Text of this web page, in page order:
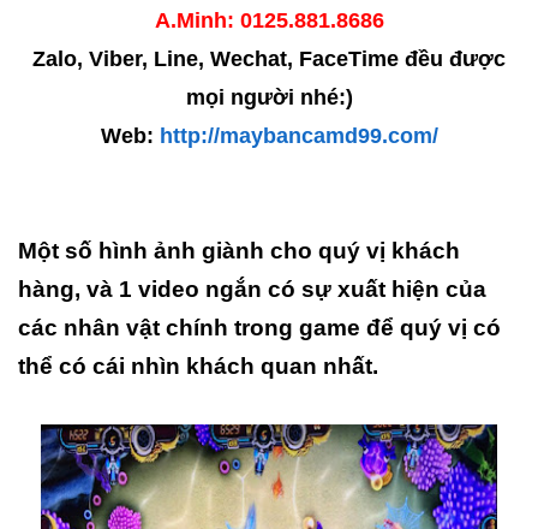
A.Minh: 0125.881.8686
Zalo, Viber, Line, Wechat, FaceTime đều được
mọi người nhé:)
Web: http://maybancamd99.com/
Một số hình ảnh giành cho quý vị khách
hàng, và 1 video ngắn có sự xuất hiện của
các nhân vật chính trong game để quý vị có
thể có cái nhìn khách quan nhất.